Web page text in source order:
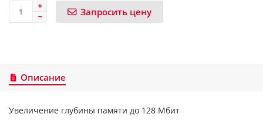
Запросить цену
Описание
Увеличение глубины памяти до 128 Mбит